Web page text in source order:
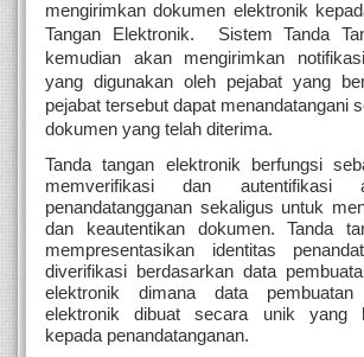
mengirimkan dokumen elektronik
Tangan Elektronik.  Sistem Tanda
kemudian akan mengirimkan
yang digunakan oleh pejabat yang
pejabat tersebut dapat menandatangani
dokumen yang telah diterima.
Tanda tangan elektronik berfungsi
memverifikasi dan autentifikasi
penandatangganan sekaligus untuk
dan keautentikan dokumen. Tanda
mempresentasikan identitas
diverifikasi berdasarkan data
elektronik dimana data
elektronik dibuat secara unik yang
kepada penandatanganan.